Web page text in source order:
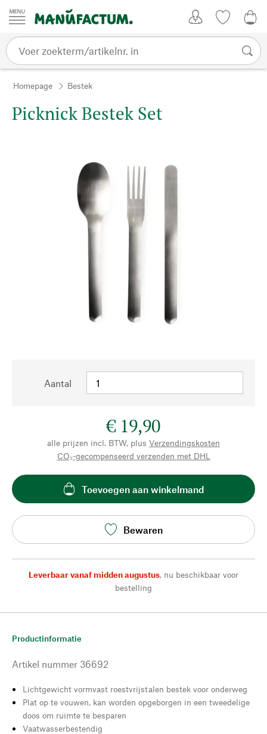
Passer au contenu
Homepage Bestek
Picknick Bestek Set
Aantal
€ 19,90
alle prijzen incl. BTW, plus Verzendingskosten
CO₂-gecompenseerd verzenden met DHL
Toevoegen aan winkelmand
Bewaren
Leverbaar vanaf midden augustus, nu beschikbaar voor
bestelling
Productinformatie
Artikel nummer 36692
Lichtgewicht vormvast roestvrijstalen bestek voor onderweg
Plat op te vouwen, kan worden opgeborgen in een tweedelige
doos om ruimte te besparen
Vaatwasserbestendig